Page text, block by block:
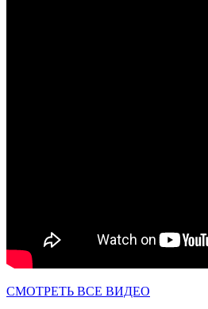
СМОТРЕТЬ ВСЕ ВИДЕО